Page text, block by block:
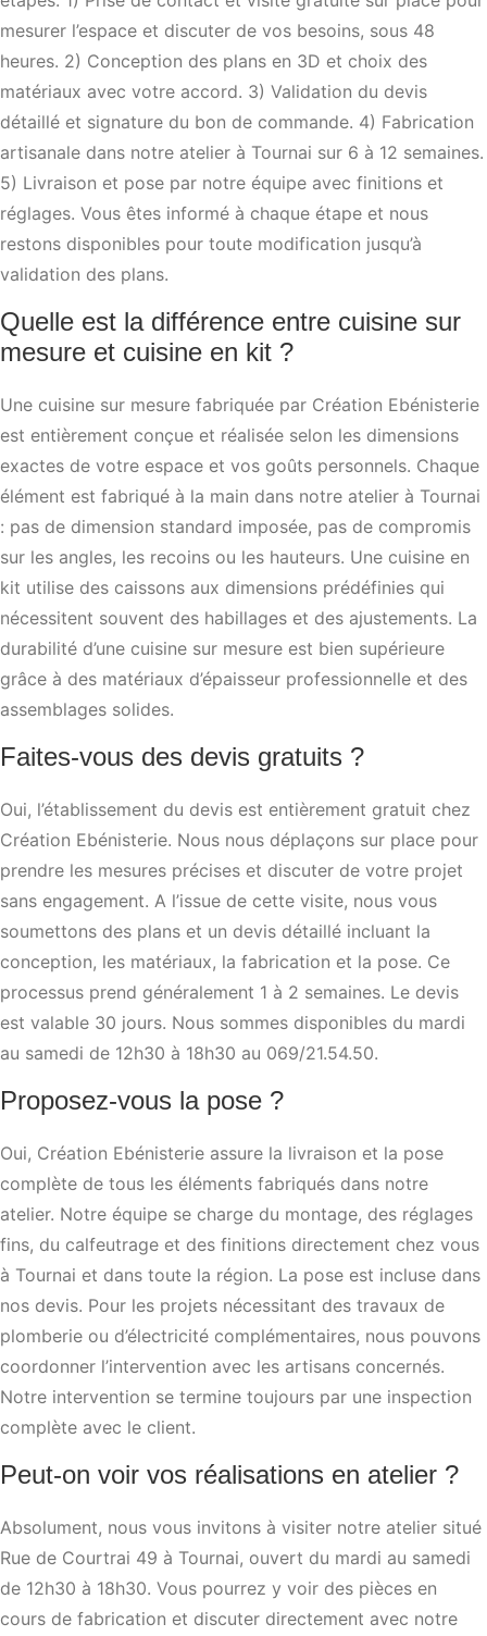
mesurer l’espace et discuter de vos besoins, sous 48
heures. 2) Conception des plans en 3D et choix des
matériaux avec votre accord. 3) Validation du devis
détaillé et signature du bon de commande. 4) Fabrication
artisanale dans notre atelier à Tournai sur 6 à 12 semaines.
5) Livraison et pose par notre équipe avec finitions et
réglages. Vous êtes informé à chaque étape et nous
restons disponibles pour toute modification jusqu’à
validation des plans.
Quelle est la différence entre cuisine sur
mesure et cuisine en kit ?
Une cuisine sur mesure fabriquée par Création Ebénisterie
est entièrement conçue et réalisée selon les dimensions
exactes de votre espace et vos goûts personnels. Chaque
élément est fabriqué à la main dans notre atelier à Tournai
: pas de dimension standard imposée, pas de compromis
sur les angles, les recoins ou les hauteurs. Une cuisine en
kit utilise des caissons aux dimensions prédéfinies qui
nécessitent souvent des habillages et des ajustements. La
durabilité d’une cuisine sur mesure est bien supérieure
grâce à des matériaux d’épaisseur professionnelle et des
assemblages solides.
Faites-vous des devis gratuits ?
Oui, l’établissement du devis est entièrement gratuit chez
Création Ebénisterie. Nous nous déplaçons sur place pour
prendre les mesures précises et discuter de votre projet
sans engagement. A l’issue de cette visite, nous vous
soumettons des plans et un devis détaillé incluant la
conception, les matériaux, la fabrication et la pose. Ce
processus prend généralement 1 à 2 semaines. Le devis
est valable 30 jours. Nous sommes disponibles du mardi
au samedi de 12h30 à 18h30 au 069/21.54.50.
Proposez-vous la pose ?
Oui, Création Ebénisterie assure la livraison et la pose
complète de tous les éléments fabriqués dans notre
atelier. Notre équipe se charge du montage, des réglages
fins, du calfeutrage et des finitions directement chez vous
à Tournai et dans toute la région. La pose est incluse dans
nos devis. Pour les projets nécessitant des travaux de
plomberie ou d’électricité complémentaires, nous pouvons
coordonner l’intervention avec les artisans concernés.
Notre intervention se termine toujours par une inspection
complète avec le client.
Peut-on voir vos réalisations en atelier ?
Absolument, nous vous invitons à visiter notre atelier situé
Rue de Courtrai 49 à Tournai, ouvert du mardi au samedi
de 12h30 à 18h30. Vous pourrez y voir des pièces en
cours de fabrication et discuter directement avec notre